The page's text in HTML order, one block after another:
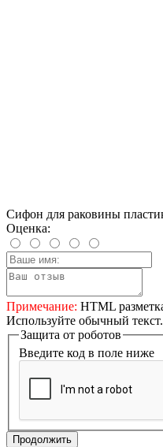
Сифон для раковины
Оценка:
Примечание: HTML
Используйте обычный текст.
Защита от роботов
Введите код в поле ниже
Продолжить